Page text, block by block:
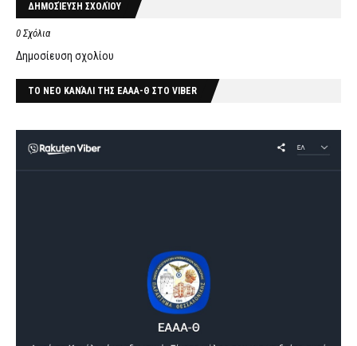
ΔΗΜΟΣΊΕΥΣΗ ΣΧΟΛΊΟΥ
0 Σχόλια
Δημοσίευση σχολίου
ΤΟ ΝΕΟ ΚΑΝΆΛΙ ΤΗΣ ΕΑΑΑ-Θ ΣΤΟ VIBER